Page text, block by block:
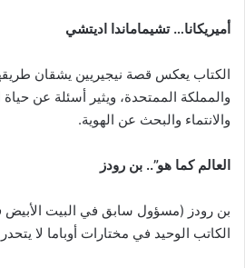
أميريكانا… تشيماماندا اديتشي
الكتاب يعكس قصة نيجيريين يشقان
والمملكة الممتحدة، ويثير أسئلة عن حياة
والانتماء والبحث عن الهوية.
العالم كما هو”.. بن رودز
بن رودز (مسؤول سابق في البيت الأبيض
الكاتب الوحيد في مختارات أوباما لا